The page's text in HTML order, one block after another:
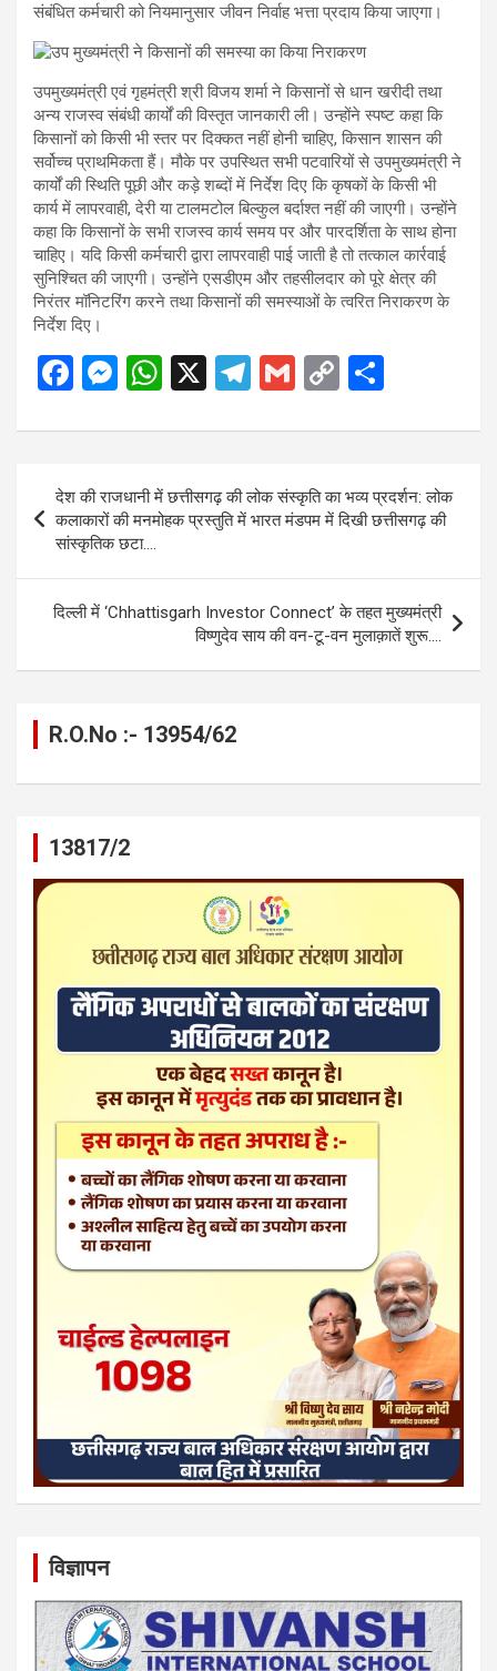
संबंधित कर्मचारी को नियमानुसार जीवन निर्वाह भत्ता प्रदाय किया जाएगा।
उपमुख्यमंत्री एवं गृहमंत्री श्री विजय शर्मा ने किसानों से धान खरीदी तथा
अन्य राजस्व संबंधी कार्यों की विस्तृत जानकारी ली। उन्होंने स्पष्ट कहा कि
किसानों को किसी भी स्तर पर दिक्कत नहीं होनी चाहिए, किसान शासन की
सर्वोच्च प्राथमिकता हैं। मौके पर उपस्थित सभी पटवारियों से उपमुख्यमंत्री ने
कार्यों की स्थिति पूछी और कड़े शब्दों में निर्देश दिए कि कृषकों के किसी भी
कार्य में लापरवाही, देरी या टालमटोल बिल्कुल बर्दाश्त नहीं की जाएगी। उन्होंने
कहा कि किसानों के सभी राजस्व कार्य समय पर और पारदर्शिता के साथ होना
चाहिए। यदि किसी कर्मचारी द्वारा लापरवाही पाई जाती है तो तत्काल कार्रवाई
सुनिश्चित की जाएगी। उन्होंने एसडीएम और तहसीलदार को पूरे क्षेत्र की
निरंतर मॉनिटरिंग करने तथा किसानों की समस्याओं के त्वरित निराकरण के
निर्देश दिए।
F
ce
b
o
o
k
M
se
g
er
W
at
s
A
p
X
T
e
gr
a
G
ail
C
py
n
ar
Post
navigation
देश की राजधानी में छत्तीसगढ़ की लोक संस्कृति का भव्य प्रदर्शन: लोक
कलाकारों की मनमोहक प्रस्तुति में भारत मंडपम में दिखी छत्तीसगढ़ की
सांस्कृतिक छटा….
दिल्ली में ‘Chhattisgarh Investor Connect’ के तहत मुख्यमंत्री
विष्णुदेव साय की वन-टू-वन मुलाक़ातें शुरू….
R.O.No :- 13954/62
13817/2
विज्ञापन